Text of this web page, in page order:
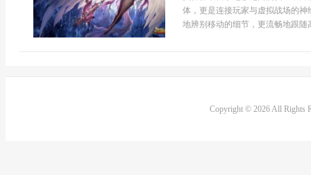
体，更是连接玩家与虚拟战场的
地辨别移动的细节，更流畅地跟
Copyright © 2026 All Rights